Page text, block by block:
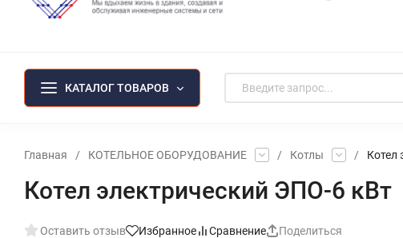
КАТАЛОГ ТОВАРОВ
Главная / КОТЕЛЬНОЕ ОБОРУДОВАНИЕ / Котлы / Котел
Котел электрический ЭПО-6 кВт
Оставить отзыв Избранное Сравнение Поделиться